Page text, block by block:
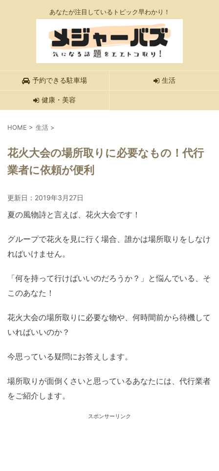
あなたが注目しているトピック早わかり！
予約できる駐車場 生活
健康・美容
HOME > 生活 >
花火大会の場所取りに必要なもの！代行
業者に依頼が便利
更新日： 2019年3月27日
夏の風物詩と言えば、花火大会です！
グループで花火を見に行く場合、誰かは場所取りをしなけ
ればいけません。
「何を持って行けばいいのだろうか？」と悩んでいる、そ
このあなた！
花火大会の場所取りに必要な物や、何時間前から待機して
いればいいのか？
今思っている疑問にお答えします。
場所取りが面倒くさいと思っているあなたには、代行業者
をご紹介します。
スポンサーリンク